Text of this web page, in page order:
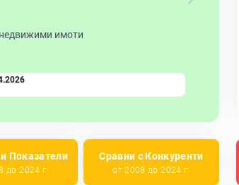
имоти
Показатели
до 2024 г.
Сравни с Конкуренти
от 2008 до 2024 г.